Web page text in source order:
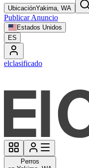
UbicaciónYakima, WA
Publicar Anuncio
Estados Unidos
ES
elclasificado
Perros